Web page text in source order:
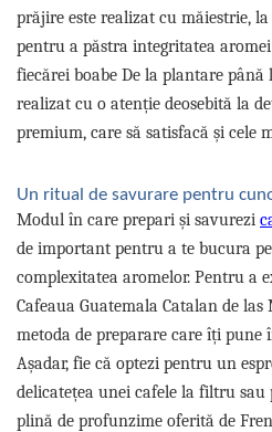
prăjire este realizat cu măiestrie,
pentru a păstra integritatea
fiecărei boabe De la plantare până
realizat cu o atenție deosebită la
premium, care să satisfacă și cele
Un ritual de savurare pentru
Modul în care prepari și savurezi
de important pentru a te bucura
complexitatea aromelor. Pentru a
Cafeaua Guatemala Catalan de las
metoda de preparare care îți pune
Așadar, fie că optezi pentru un
delicatețea unei cafele la filtru
plină de profunzime oferită de